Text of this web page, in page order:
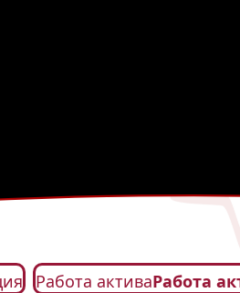
Работа активаРабота